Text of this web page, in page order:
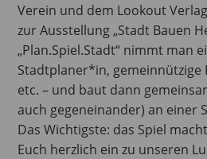
Verein und dem Lookout
zur Ausstellung „Stadt Bauen
„Plan.Spiel.Stadt“ nimmt man
Stadtplaner*in,
etc. – und baut dann
auch gegeneinander) an einer
Das Wichtigste: das Spiel
Euch herzlich ein zu unseren